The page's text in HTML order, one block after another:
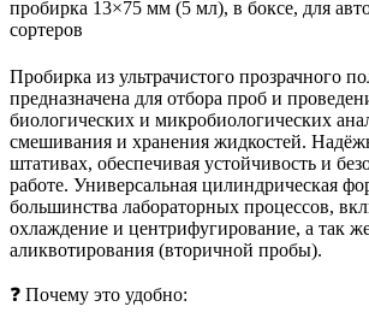
Пробирка из ультрачистого прозрачного
предназначена для отбора проб и
биологических и микробиологических
смешивания и хранения жидкостей.
штативах, обеспечивая устойчивость и
работе. Универсальная цилиндрическая
большинства лабораторных процессов,
охлаждение и центрифугирование, а так
аликвотирования (вторичной пробы).
❓ Почему это удобно: